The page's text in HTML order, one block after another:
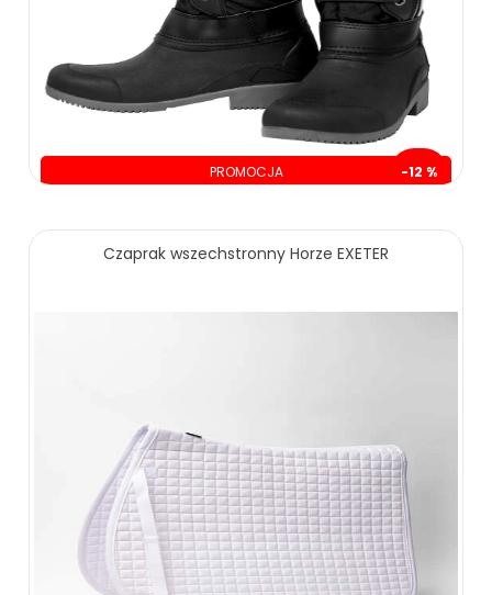
PROMOCJA -12 %
235.00 zł 265.00 zł
ZOBACZ WIĘCEJ
Czaprak wszechstronny Horze EXETER